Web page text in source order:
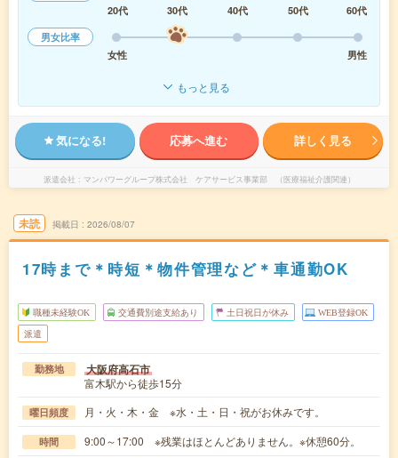
20代
30代 40代 50代
60代
男女比率
女性
男性
もっと見る
気になる! 応募へ進む 詳しく見る
派遣会社 マンパワーグループ株式会社 ケアサービス事業部 （医療福祉介護関連）
未読 掲載日 2026/08/07
17時まで＊時短＊物件管理など＊車通勤OK
職種未経験OK 交通費別途支給あり 土日祝日が休み WEB登録OK
派遣
勤務地 大阪府高石市
富木駅から徒歩15分
曜日頻度 月・火・木・金 ※水・土・日・祝がお休みです。
時間 9:00～17:00 ※残業はほとんどありません。※休憩60分。